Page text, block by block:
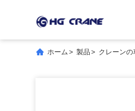
ホーム > 製品> クレーンの